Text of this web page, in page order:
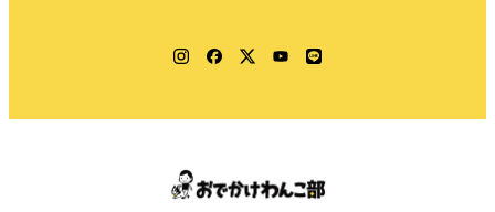
Instagram
Facebook
TwitterYouTube
LINE